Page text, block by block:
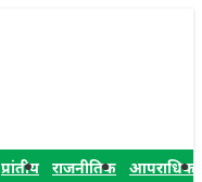
प्रांतीय राजनीतिक आपराधिक